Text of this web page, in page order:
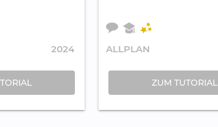
2024 ALLPLAN
ZUM TUTORIAL